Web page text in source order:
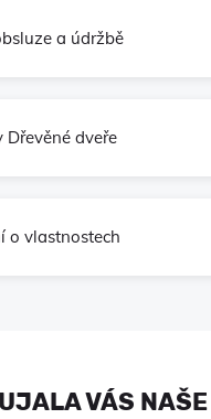
a údržbě
Dřevěné dveře
o vlastnostech
VÁS NAŠE